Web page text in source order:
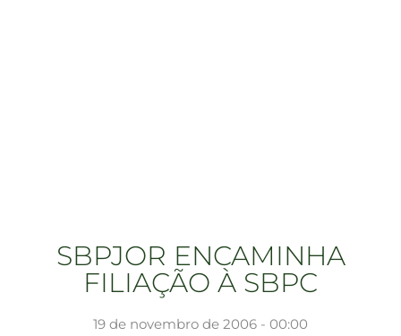
SBPJOR ENCAMINHA
FILIAÇÃO À SBPC
19 de novembro de 2006 - 00:00